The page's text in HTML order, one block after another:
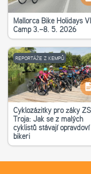
Mallorca Bike Holidays
Camp 3.–8. 5. 2026
REPORTÁŽE Z KEMPŮ
Cyklozážitky pro žáky ZŠ
Troja: Jak se z malých
cyklistů stávají opravdoví
bikeři